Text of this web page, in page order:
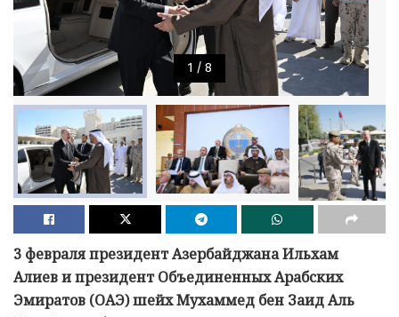
1 / 8
3 февраля президент Азербайджана Ильхам
Алиев и президент Объединенных Арабских
Эмиратов (ОАЭ) шейх Мухаммед бен Заид Аль